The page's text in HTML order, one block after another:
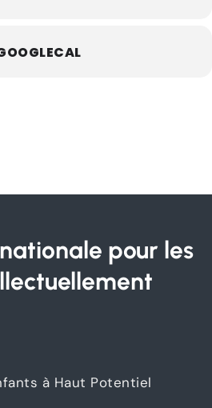
pour les
à Haut Potentiel